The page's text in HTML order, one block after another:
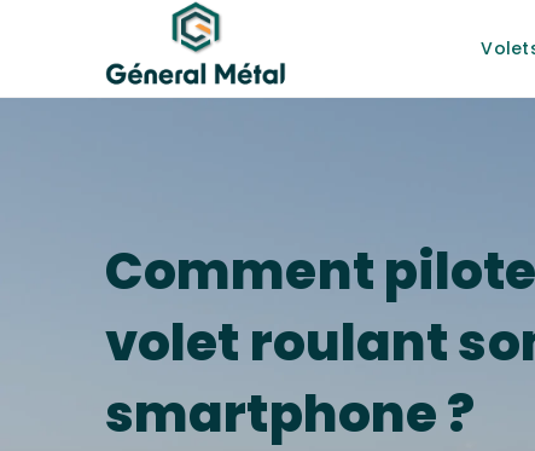
Comment
volet roulant
smartphone ?